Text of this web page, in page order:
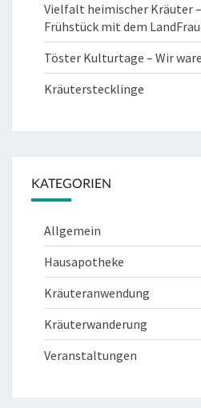
Vielfalt heimischer Kräuter
Frühstück mit dem
Töster Kulturtage – Wir
Kräuterstecklinge
KATEGORIEN
Allgemein
Hausapotheke
Kräuteranwendung
Kräuterwanderung
Veranstaltungen